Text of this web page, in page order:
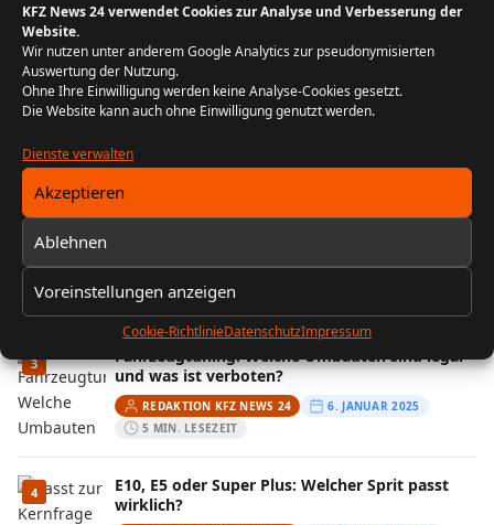
KFZ News 24 verwendet Cookies zur Analyse und Verbesserung der
Website.
Wir nutzen unter anderem Google Analytics zur pseudonymisierten
Auswertung der Nutzung.
Ohne Ihre Einwilligung werden keine Analyse-Cookies gesetzt.
Die Website kann auch ohne Einwilligung genutzt werden.
Dienste verwalten
Akzeptieren
Ablehnen
Voreinstellungen anzeigen
Cookie-RichtlinieDatenschutzImpressum
MEIST GELESEN
1
Der Bikergruß: Ein Zeichen der
Zusammengehörigkeit unter Motorradfahrern
5 MIN. LESEZEIT
10 MIN. LESEZEIT
3
Fahrzeugtuning: Welche Umbauten sind legal
und was ist verboten?
REDAKTION KFZ NEWS 24
6. JANUAR 2025
5 MIN. LESEZEIT
4
E10, E5 oder Super Plus: Welcher Sprit passt
wirklich?